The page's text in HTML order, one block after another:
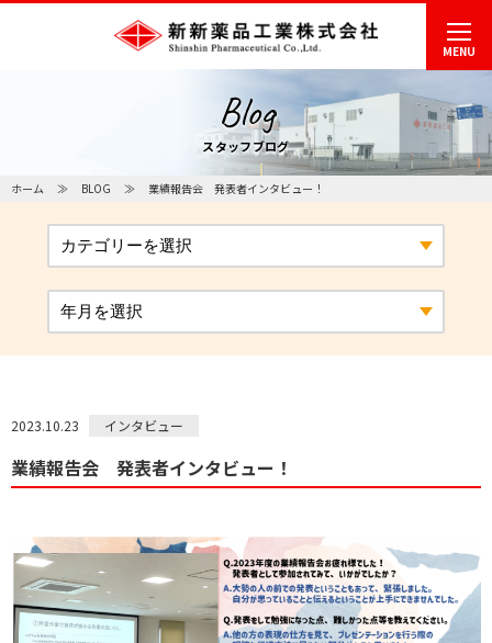
MENU
Blog
スタッフブログ
ホーム BLOG 業績報告会 発表者インタビュー！
2023.10.23 インタビュー
業績報告会 発表者インタビュー！